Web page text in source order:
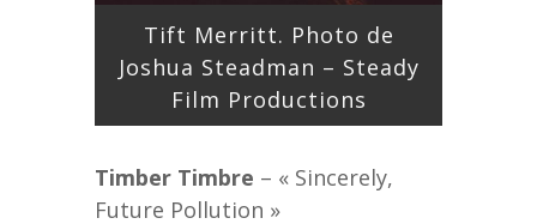
Tift Merritt. Photo de
Joshua Steadman – Steady
Film Productions
Timber Timbre – « Sincerely,
Future Pollution »